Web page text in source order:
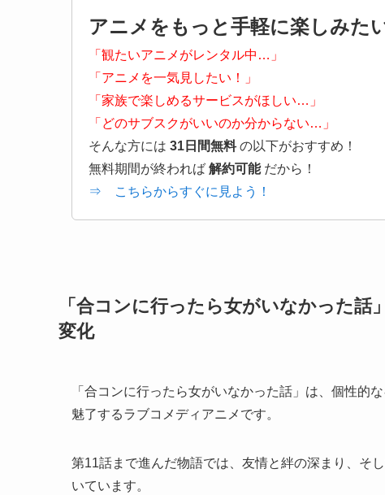
アニメをもっと手軽に楽しみた
「観たいアニメがレンタル中…」
「アニメを一気見したい！」
「家族で楽しめるサービスがほしい…」
「どのサブスクがいいのか分からない…」
そんな方には 31日間無料の以下がおすすめ！
無料期間が終われば 解約可能だから！
⇒ こちらからすぐに見よう！
「合コンに行ったら女がいなかった
変化
「合コンに行ったら女がいなかった話」は、個性的
魅了するラブコメディアニメです。
第11話まで進んだ物語では、友情と絆の深まり、そ
いています。